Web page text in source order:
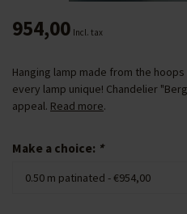
954,00 Incl. tax
Hanging lamp made from the
every lamp unique! Chandelier
appeal. Read more.
Make a choice: *